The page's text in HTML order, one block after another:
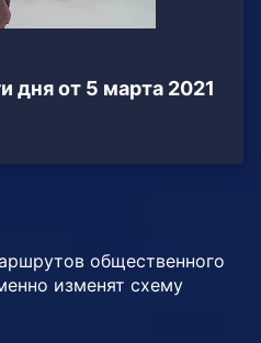
дня от 5 марта 2021
общественного
изменят схему